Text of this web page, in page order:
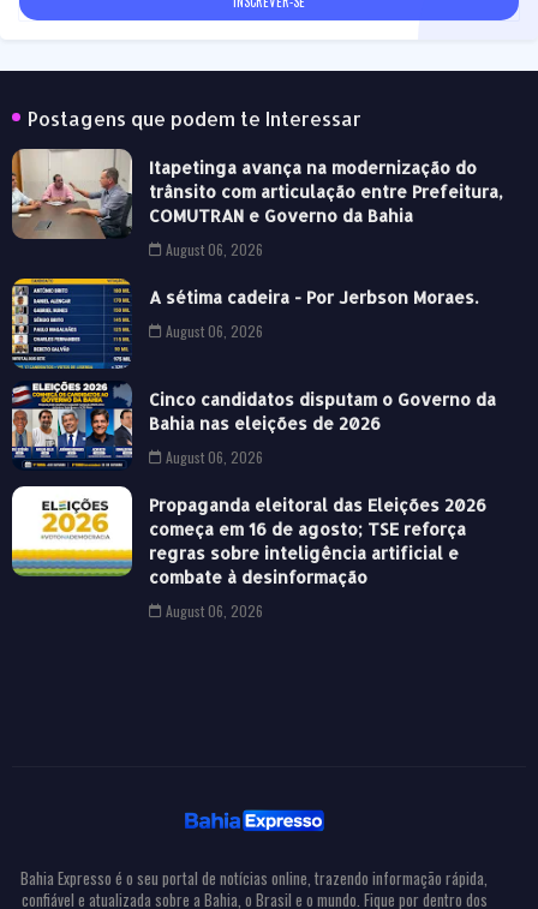
Postagens que podem te Interessar
Itapetinga avança na modernização do
trânsito com articulação entre Prefeitura,
COMUTRAN e Governo da Bahia
August 06, 2026
A sétima cadeira - Por Jerbson Moraes.
August 06, 2026
Cinco candidatos disputam o Governo da
Bahia nas eleições de 2026
August 06, 2026
Propaganda eleitoral das Eleições 2026
começa em 16 de agosto; TSE reforça
regras sobre inteligência artificial e
combate à desinformação
August 06, 2026
Bahia Expresso é o seu portal de notícias online, trazendo informação rápida,
confiável e atualizada sobre a Bahia, o Brasil e o mundo. Fique por dentro dos